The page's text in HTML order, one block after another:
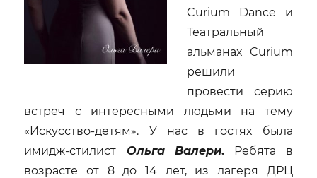
Curium Dance и
Театральный
альманах Curium
решили
провести серию
встреч с интересными людьми на тему
«Искусство-детям». У нас в гостях была
имидж-стилист
Ольга Валери. Ребята в
возрасте от 8 до 14 лет, из лагеря ДРЦ